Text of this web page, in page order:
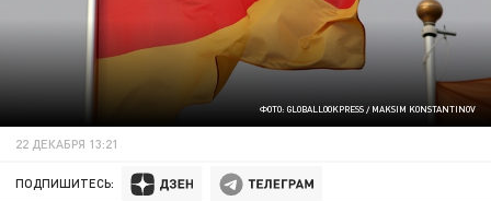
ФОТО: GLOBALLOOKPRESS / MAKSIM KONSTANTINOV
22 ДЕКАБРЯ 13:21
ПОДПИШИТЕСЬ: